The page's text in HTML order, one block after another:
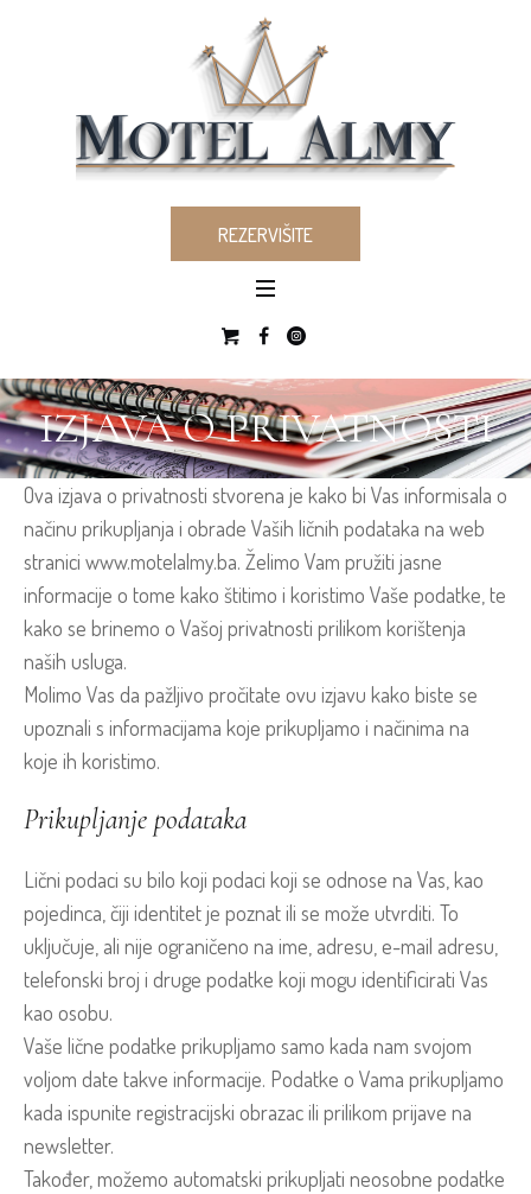
REZERVIŠITE
IZJAVA O PRIVATNOSTI
Ova izjava o privatnosti stvorena je kako bi Vas informisala o
načinu prikupljanja i obrade Vaših ličnih podataka na web
stranici www.motelalmy.ba. Želimo Vam pružiti jasne
informacije o tome kako štitimo i koristimo Vaše podatke, te
kako se brinemo o Vašoj privatnosti prilikom korištenja
naših usluga.
Molimo Vas da pažljivo pročitate ovu izjavu kako biste se
upoznali s informacijama koje prikupljamo i načinima na
koje ih koristimo.
Prikupljanje podataka
Lični podaci su bilo koji podaci koji se odnose na Vas, kao
pojedinca, čiji identitet je poznat ili se može utvrditi. To
uključuje, ali nije ograničeno na ime, adresu, e-mail adresu,
telefonski broj i druge podatke koji mogu identificirati Vas
kao osobu.
Vaše lične podatke prikupljamo samo kada nam svojom
voljom date takve informacije. Podatke o Vama prikupljamo
kada ispunite registracijski obrazac ili prilikom prijave na
newsletter.
Također, možemo automatski prikupljati neosobne podatke